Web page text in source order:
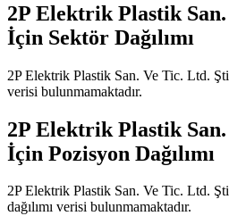
2P Elektrik Plastik
İçin Sektör Dağılımı
2P Elektrik Plastik San. Ve Tic. Ltd.
verisi bulunmamaktadır.
2P Elektrik Plastik
İçin Pozisyon Dağılımı
2P Elektrik Plastik San. Ve Tic. Ltd.
dağılımı verisi bulunmamaktadır.